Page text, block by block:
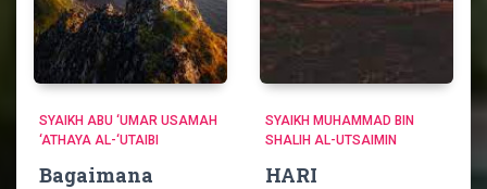
SYAIKH ABU ‘UMAR USAMAH
‘ATHAYA AL-‘UTAIBI
Bagaimana
SYAIKH MUHAMMAD BIN
SHALIH AL-UTSAIMIN
HARI